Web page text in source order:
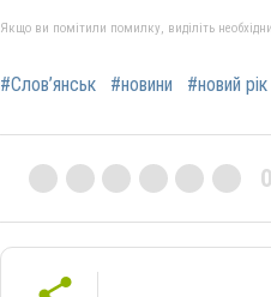
Якщо ви помітили помилку, виділіть
#Слов’янськ #новини #новий рік